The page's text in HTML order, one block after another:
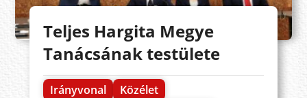
Teljes Hargita Megye
Tanácsának testülete
Irányvonal
Közélet